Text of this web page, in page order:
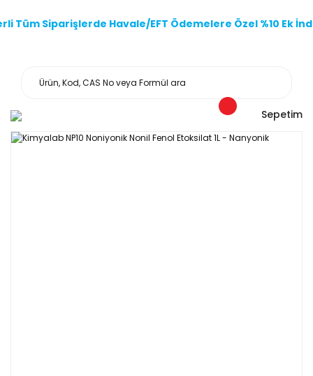
Tüm Siparişlerde Havale/EFT Ödemelere Özel %10 Ek
Sepetim